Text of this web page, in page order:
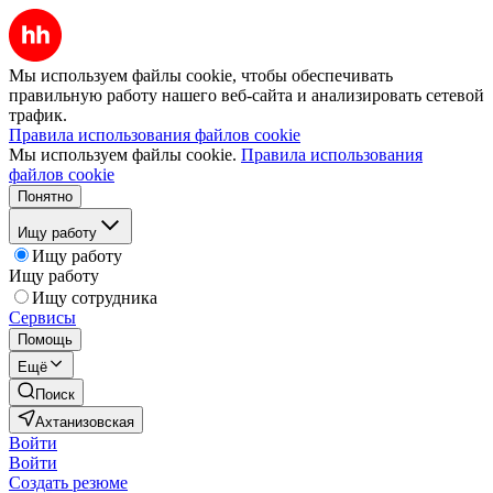
Мы используем файлы cookie, чтобы обеспечивать
правильную работу нашего веб-сайта и анализировать сетевой
трафик.
Правила использования файлов cookie
Мы используем файлы cookie. Правила использования
файлов cookie
Понятно
Ищу работу
Ищу работу
Ищу работу
Ищу сотрудника
Сервисы
Помощь
Ещё
Поиск
Ахтанизовская
Войти
Войти
Создать резюме